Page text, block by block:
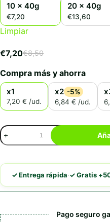
10 x 40g
€7,20
20 x 40g
€13,60
Limpiar
€8,50
El
precio
original
€8,50.
€7,20El
precio
actual
€7,20.
Compra más y ahorra
x1
7,20 € /ud.
x2 -5%
6,84 € /ud.
Leonardo
Drink
Beauty
cantidad
✓ Entrega rápida·✓ Gratis
Pago seguro